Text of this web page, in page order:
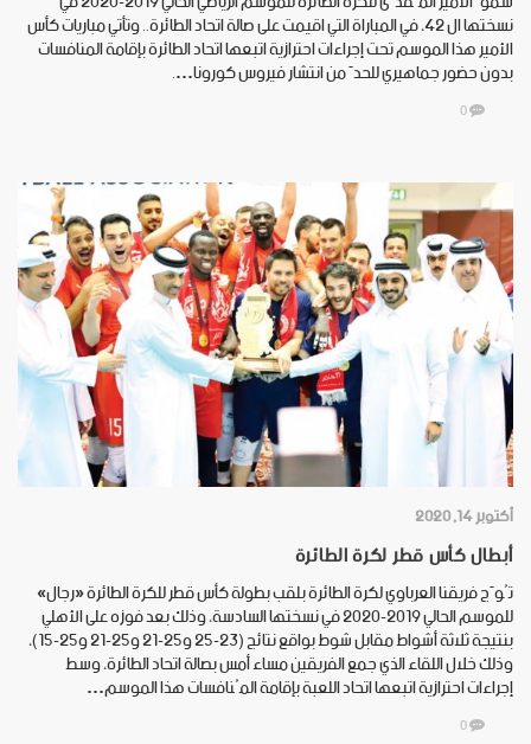
نسختها ال 42، في المباراة التي اقيمت على صالة اتحاد الطائرة.. وتأتي مباريات كأس
الأمير هذا الموسم تحت إجراءات احترازية اتبعها اتحاد الطائرة بإقامة المنافسات
بدون حضور جماهيري للحدّ من انتشار فيروس كورونا….
0
أكتوبر 14, 2020
أبطال كأس قطر لكرة الطائرة
تُوّج فريقنا العرباوي لكرة الطائرة بلقب بطولة كأس قطر للكرة الطائرة «رجال»
للموسم الحالي 2019-2020 في نسختها السادسة، وذلك بعد فوزه على الأهلي
بنتيجة ثلاثة أشواط مقابل شوط بواقع نتائج (23-25 و25-21 و25-21 و25-15)،
وذلك خلال اللقاء الذي جمع الفريقين مساء أمس بصالة اتحاد الطائرة، وسط
إجراءات احترازية اتبعها اتحاد اللعبة بإقامة المُنافسات هذا الموسم…
0